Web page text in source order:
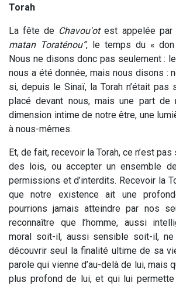
Torah
La fête de Chavou'otest appelée par
matan Toraténou”, le temps du « don
Nous ne disons donc pas seulement :
nous a été donnée, mais nous disons :
si, depuis le Sinaï, la Torah n’était pas
placé devant nous, mais une part de
dimension intime de notre être, une
à nous-mêmes.
Et, de fait, recevoir la Torah, ce n’est
des lois, ou accepter un ensemble
permissions et d’interdits. Recevoir la
que notre existence ait une
pourrions jamais atteindre par nos
reconnaître que l’homme, aussi
moral soit-il, aussi sensible soit-il,
découvrir seul la finalité ultime de sa
parole qui vienne d’au-delà de lui, mais
plus profond de lui, et qui lui